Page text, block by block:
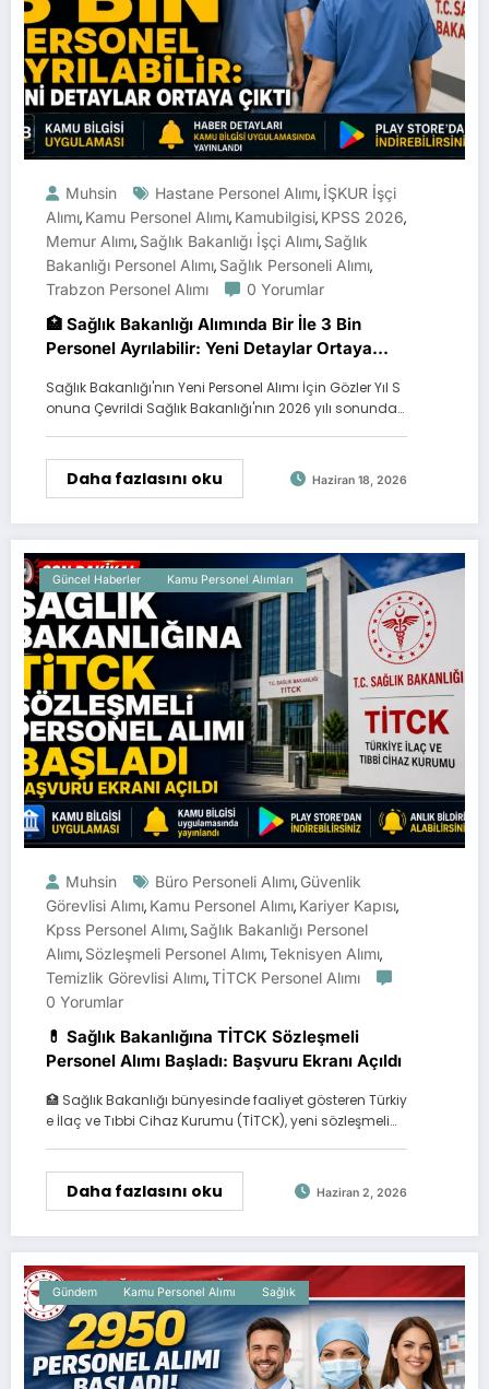
Muhsin Hastane Personel Alımı, İŞKUR İşçi
Alımı, Kamu Personel Alımı, Kamubilgisi, KPSS 2026,
Memur Alımı, Sağlık Bakanlığı İşçi Alımı, Sağlık
Bakanlığı Personel Alımı, Sağlık Personeli Alımı,
Trabzon Personel Alımı
0 Yorumlar
🏥 Sağlık Bakanlığı Alımında Bir İle 3 Bin
Personel Ayrılabilir: Yeni Detaylar Ortaya
Sağlık Bakanlığı'nın Yeni Personel Alımı İçin Gözler Yıl S
onuna Çevrildi Sağlık Bakanlığı'nın 2026 yılı sonunda…
Daha fazlasını oku Haziran 18, 2026
Güncel Haberler Kamu Personel Alımları
Muhsin Büro Personeli Alımı, Güvenlik
Görevlisi Alımı, Kamu Personel Alımı, Kariyer Kapısı,
Kpss Personel Alımı, Sağlık Bakanlığı Personel
Alımı, Sözleşmeli Personel Alımı,Teknisyen Alımı,
Temizlik Görevlisi Alımı,TİTCK Personel Alımı
0 Yorumlar
💊 Sağlık Bakanlığına TİTCK Sözleşmeli
Personel Alımı Başladı: Başvuru Ekranı Açıldı
🏥 Sağlık Bakanlığı bünyesinde faaliyet gösteren Türkiy
e İlaç ve Tıbbi Cihaz Kurumu (TİTCK), yeni sözleşmeli…
Daha fazlasını oku Haziran 2, 2026
Gündem Kamu Personel Alımı Sağlık